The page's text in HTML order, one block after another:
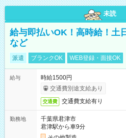
未読
給与即払いOK！高時給！土
など
派遣 ブランクOK WEB登録・面接OK
給与
時給1500円
交通費別途支給あり
交通費 交通費支給有り
勤務地
千葉県君津市
君津駅から車9分